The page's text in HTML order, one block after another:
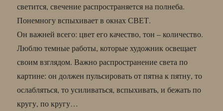
светится, свечение распространяется на полнеба.
Понемногу вспыхивает в окнах СВЕТ.
Он важней всего: цвет его качество, тон – количество.
Люблю темные работы, которые художник освещает
своим взглядом. Важно распространение света по
картине: он должен пульсировать от пятна к пятну, то
ослабляться, то усиливаться, вспыхивать, и бежать по
кругу, по кругу…